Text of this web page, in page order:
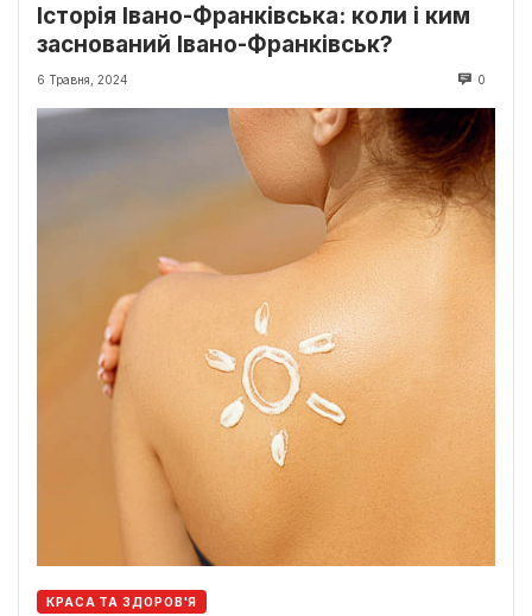
Історія Івано-Франківська: коли і ким
заснований Івано-Франківськ?
6 Травня, 2024 0
КРАСА ТА ЗДОРОВ'Я